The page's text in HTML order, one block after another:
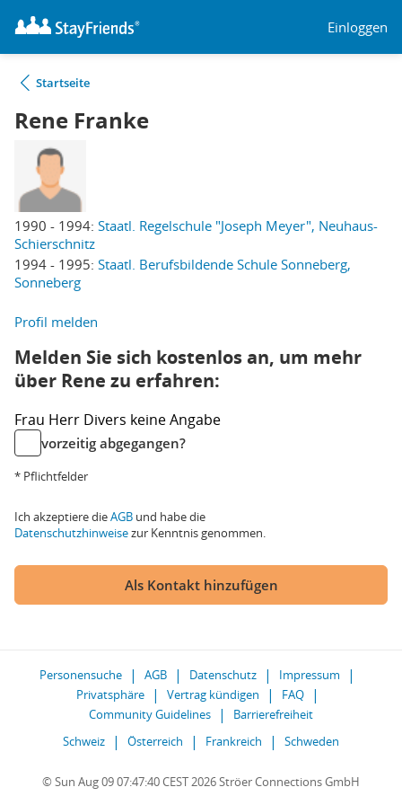
Einloggen
Startseite
Rene Franke
1990 - 1994: Staatl. Regelschule "Joseph Meyer", Neuhaus-
Schierschnitz
1994 - 1995: Staatl. Berufsbildende Schule Sonneberg,
Sonneberg
Profil melden
Melden Sie sich kostenlos an, um mehr
über Rene zu erfahren:
Frau Herr Divers keine Angabe
vorzeitig abgegangen?
* Pflichtfelder
Ich akzeptiere dieAGB und habe die
Datenschutzhinweisezur Kenntnis genommen.
Als Kontakt hinzufügen
Personensuche AGB Datenschutz
Impressum
Privatsphäre
Vertrag kündigen
FAQ
Community Guidelines
Barrierefreiheit
Schweiz
Österreich Frankreich Schweden
© Sun Aug 09 07:47:40 CEST 2026 Ströer Connections GmbH